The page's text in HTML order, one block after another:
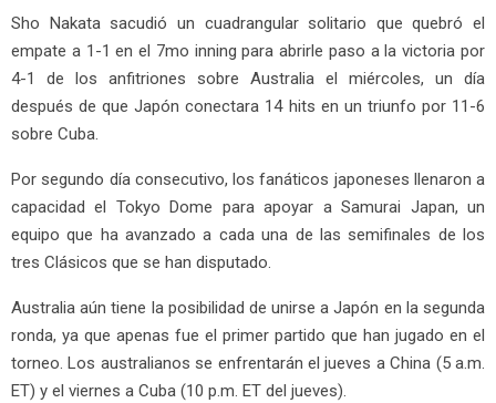
Sho Nakata sacudió un cuadrangular solitario que quebró el
empate a 1-1 en el 7mo inning para abrirle paso a la victoria por
4-1 de los anfitriones sobre Australia el miércoles, un día
después de que Japón conectara 14 hits en un triunfo por 11-6
sobre Cuba.
Por segundo día consecutivo, los fanáticos japoneses llenaron a
capacidad el Tokyo Dome para apoyar a Samurai Japan, un
equipo que ha avanzado a cada una de las semifinales de los
tres Clásicos que se han disputado.
Australia aún tiene la posibilidad de unirse a Japón en la segunda
ronda, ya que apenas fue el primer partido que han jugado en el
torneo. Los australianos se enfrentarán el jueves a China (5 a.m.
ET) y el viernes a Cuba (10 p.m. ET del jueves).